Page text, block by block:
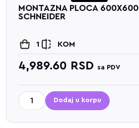
MONTAZNA PLOCA
SCHNEIDER
1 KOM
4,989.60 RSD sa PDV
Dodaj u korpu